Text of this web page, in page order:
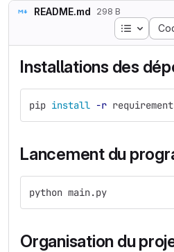
README.md 298 B
Table
Installations des
pip install -r
Lancement du
python main.py
Organisation du